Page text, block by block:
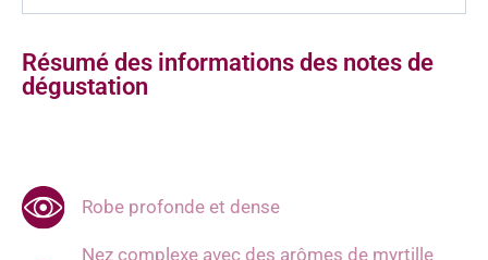
Résumé des informations des notes de
dégustation
Robe profonde et dense
Nez complexe avec des arômes de myrtille